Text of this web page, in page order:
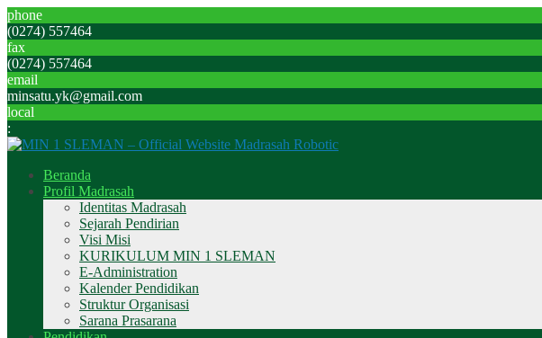
phone
(0274) 557464
fax
(0274) 557464
email
minsatu.yk@gmail.com
local
:
Beranda
Profil Madrasah
Identitas Madrasah
Sejarah Pendirian
Visi Misi
KURIKULUM MIN 1 SLEMAN
E-Administration
Kalender Pendidikan
Struktur Organisasi
Sarana Prasarana